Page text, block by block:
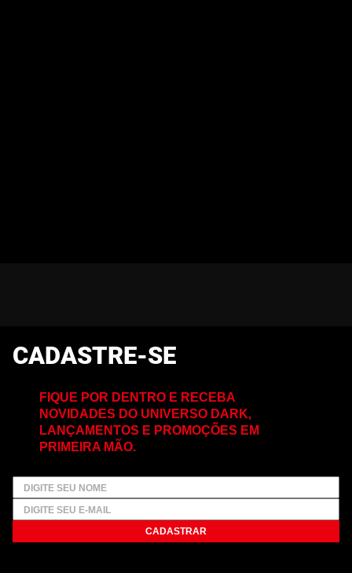
CADASTRE-SE
FIQUE POR DENTRO E RECEBA
NOVIDADES DO UNIVERSO DARK,
LANÇAMENTOS E PROMOÇÕES EM
PRIMEIRA MÃO.
CADASTRAR